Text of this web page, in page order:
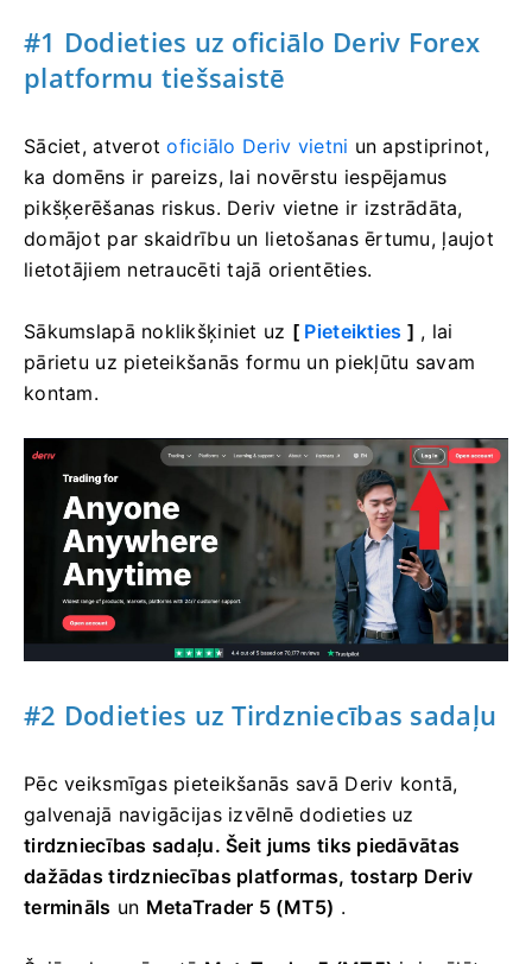
#1 Dodieties uz oficiālo Deriv Forex
platformu tiešsaistē
Sāciet, atverotoficiālo Deriv vietni un apstiprinot,
ka domēns ir pareizs, lai novērstu iespējamus
pikšķerēšanas riskus. Deriv vietne ir izstrādāta,
domājot par skaidrību un lietošanas ērtumu, ļaujot
lietotājiem netraucēti tajā orientēties.
Sākumslapā noklikšķiniet uz [ Pieteikties ] , lai
pārietu uz pieteikšanās formu un piekļūtu savam
kontam.
#2 Dodieties uz Tirdzniecības sadaļu
Pēc veiksmīgas pieteikšanās savā Deriv kontā,
galvenajā navigācijas izvēlnē dodieties uz
tirdzniecības sadaļu. Šeit jums tiks piedāvātas
dažādas tirdzniecības platformas, tostarp Deriv
termināls un MetaTrader 5 (MT5) .